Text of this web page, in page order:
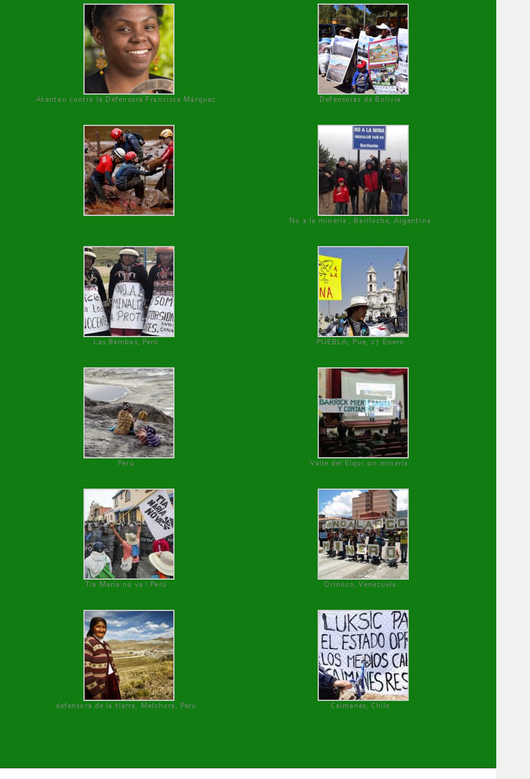
Atentan contra la Defensora Francisca Márquez Defensoras de Bolivia
No a la minería , Bariloche, Argentina
Las Bambas, Perú PUEBLA, Pue, 27 Enero
Perú Valle del Elqui sin minería.
Tía María no va ! Perú Orinoco, Venezuela
defensora de la tierra, Melchora, Perú Caimanes, Chile